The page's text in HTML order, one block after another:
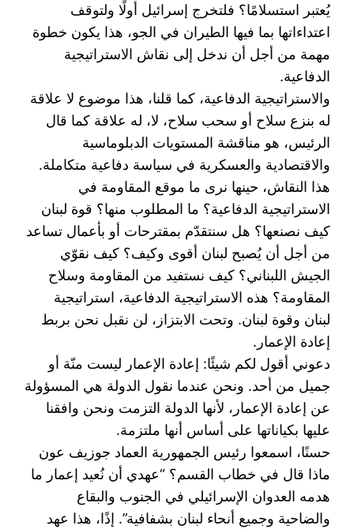
يُعتبر استسلامًا؟ فلتخرج إسرائيل أولًا ولتوقف
اعتداءاتها بما ‏فيها الطيران في الجو، هذا يكون خطوة
مهمة من أجل أن ندخل إلى نقاش الاستراتيجية
الدفاعية.‏
والاستراتيجية الدفاعية، كما قلنا، هذا موضوع لا علاقة
له بنزع سلاح أو سحب سلاح، لا، له علاقة كما قال
‏الرئيس، هو مناقشة المستويات الدبلوماسية
والاقتصادية والعسكرية في سياسة دفاعية متكاملة.
هذا النقاش، ‏حينها نرى ما موقع المقاومة في
الاستراتيجية الدفاعية؟ ما المطلوب منها؟ قوة لبنان
كيف نصنعها؟ هل سنتقدّم ‏بمقترحات أو بأعمال تساعد
من أجل أن يُصبح لبنان أقوى وكيف؟ كيف نقوّي
الجيش اللبناني؟ كيف نستفيد ‏من المقاومة وسلاح
المقاومة؟ هذه الاستراتيجية الدفاعية، استراتيجية
لبنان وقوة لبنان. وتحت الابتزاز، لن ‏نقبل نحن بربط
إعادة الإعمار.‏
دعوني أقول لكم شيئًا: إعادة الإعمار ليست منّة أو
جميل من أحد. ونحن عندما نقول الدولة هي المسؤولة
عن ‏إعادة الإعمار، لأنها الدولة التزمت ونحن وافقنا
عليها بكياناتها على أساس أنها ملتزمة.‏
حسنًا، اسمعوا رئيس الجمهورية العماد جوزيف عون
ماذا قال في خطاب القسم؟ “عهدي أن نُعيد إعمار ما
‏هدمه العدوان الإسرائيلي في الجنوب والبقاع
والضاحية وجميع أنحاء لبنان بشفافية”. إذًا، هذا عهد